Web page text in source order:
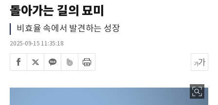
돌아가는 길의 묘미
비효율 속에서 발견하는 성장
2025-09-15 11:35:18